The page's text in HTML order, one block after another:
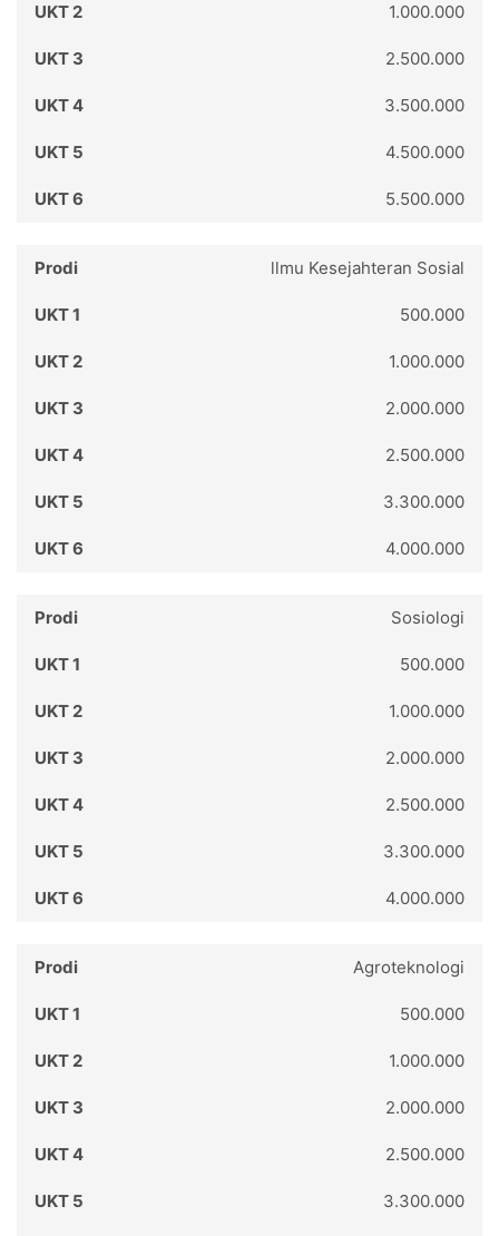
1.000.000
2.500.000
3.500.000
4.500.000
5.500.000
llmu Kesejahteran Sosial
500.000
1.000.000
2.000.000
2.500.000
3.300.000
4.000.000
Sosiologi
500.000
1.000.000
2.000.000
2.500.000
3.300.000
4.000.000
Agroteknologi
500.000
1.000.000
2.000.000
2.500.000
3.300.000